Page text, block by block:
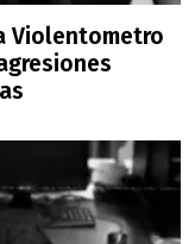
Violentometro